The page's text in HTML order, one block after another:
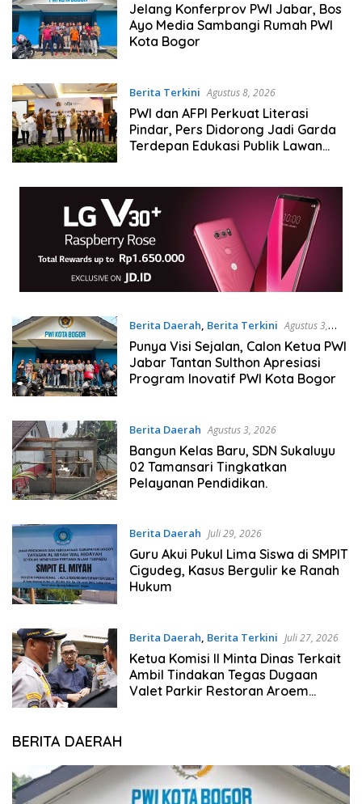
Jelang Konferprov PWI Jabar, Bos
Ayo Media Sambangi Rumah PWI
Kota Bogor
Berita Terkini Agustus 8, 2026
PWI dan AFPI Perkuat Literasi
Pindar, Pers Didorong Jadi Garda
Terdepan Edukasi Publik Lawan
Berita Daerah, Berita Terkini Agustus 3,
2026
Punya Visi Sejalan, Calon Ketua PWI
Jabar Tantan Sulthon Apresiasi
Program Inovatif PWI Kota Bogor
Berita Daerah Agustus 3, 2026
Bangun Kelas Baru, SDN Sukaluyu
02 Tamansari Tingkatkan
Pelayanan Pendidikan.
Berita Daerah Juli 29, 2026
Guru Akui Pukul Lima Siswa di SMPIT
Cigudeg, Kasus Bergulir ke Ranah
Hukum
Berita Daerah, Berita Terkini Juli 27, 2026
Ketua Komisi II Minta Dinas Terkait
Ambil Tindakan Tegas Dugaan
Valet Parkir Restoran Aroem
BERITA DAERAH